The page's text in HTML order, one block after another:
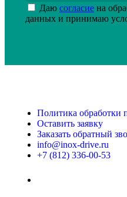
Даю согласие на
данных и принимаю
Политика обработки
Оставить заявку
Заказать обратный
info@inox-drive.ru
+7 (812) 336-00-53